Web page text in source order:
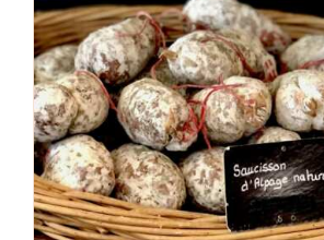
AJOUTER AU PANIER
DÉTAILS